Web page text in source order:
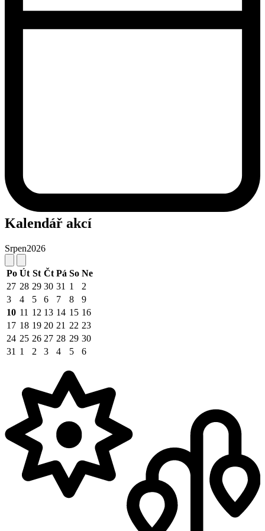
Kalendář akcí
Srpen2026
Po Út St Čt Pá So Ne
27 28 29 30 31 1
2
3
4 5 6 7 8
9
10 11 12 13 14 15 16
17 18 19 20 21 22 23
24 25 26 27 28 29 30
31 1 2 3 4 5 6